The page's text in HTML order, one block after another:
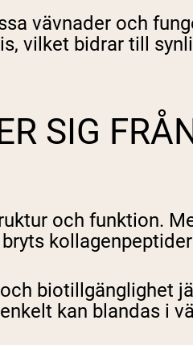
vävnader och
vilket bidrar till
SIG
och funktion.
biotillgänglighet
kan blandas i